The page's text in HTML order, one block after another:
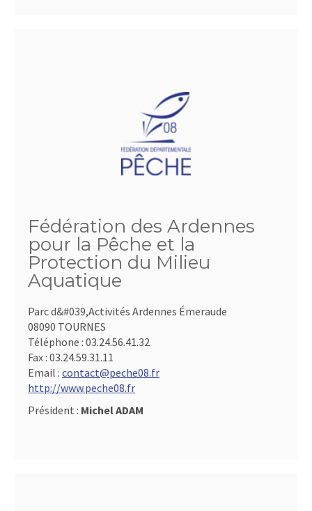
Fédération des Ardennes
pour la Pêche et la
Protection du Milieu
Aquatique
Parc d&#039,Activités Ardennes Émeraude
08090 TOURNES
Téléphone : 03.24.56.41.32
Fax : 03.24.59.31.11
Email : contact@peche08.fr
http://www.peche08.fr
Président : Michel ADAM